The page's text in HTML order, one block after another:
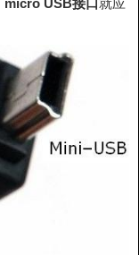
micro USB接口就应